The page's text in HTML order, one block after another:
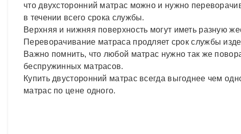
что двухсторонний матрас можно и нужно
в течении всего срока службы.
Верхняя и нижняя поверхность могут иметь разную
Переворачивание матраса продляет срок службы
Важно помнить, что любой матрас нужно так же
беспружинных матрасов.
Купить двусторонний матрас всегда выгоднее чем
матрас по цене одного.